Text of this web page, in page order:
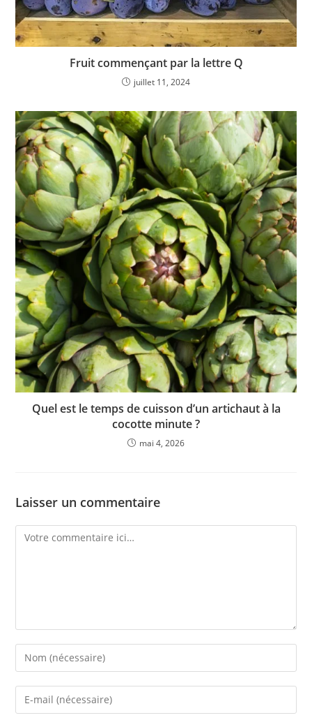
Fruit commençant par la lettre Q
juillet 11, 2024
Quel est le temps de cuisson d’un artichaut à la
cocotte minute ?
mai 4, 2026
Laisser un commentaire